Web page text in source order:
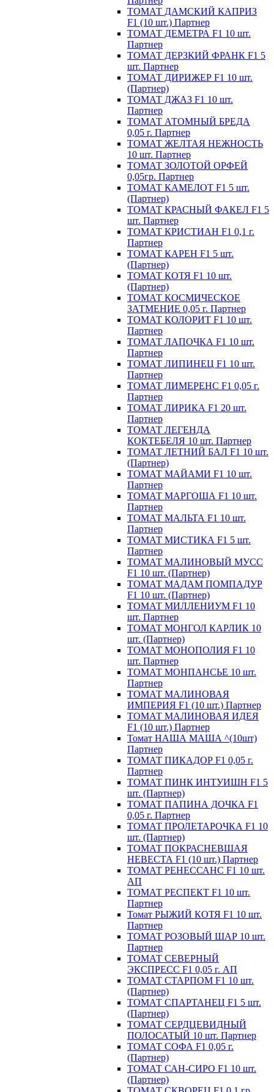
ТОМАТ ДАМСКИЙ КАПРИЗ
F1 (10 шт.) Партнер
ТОМАТ ДЕМЕТРА F1 10 шт.
Партнер
ТОМАТ ДЕРЗКИЙ ФРАНК F1 5
шт. Партнер
ТОМАТ ДИРИЖЕР F1 10 шт.
(Партнер)
ТОМАТ ДЖАЗ F1 10 шт.
Партнер
ТОМАТ АТОМНЫЙ БРЕДА
0,05 г. Партнер
ТОМАТ ЖЕЛТАЯ НЕЖНОСТЬ
10 шт. Партнер
ТОМАТ ЗОЛОТОЙ ОРФЕЙ
0,05гр. Партнер
ТОМАТ КАМЕЛОТ F1 5 шт.
(Партнер)
ТОМАТ КРАСНЫЙ ФАКЕЛ F1 5
шт. Партнер
ТОМАТ КРИСТИАН F1 0,1 г.
Партнер
ТОМАТ КАРЕН F1 5 шт.
(Партнер)
ТОМАТ КОТЯ F1 10 шт.
(Партнер)
ТОМАТ КОСМИЧЕСКОЕ
ЗАТМЕНИЕ 0,05 г. Партнер
ТОМАТ КОЛОРИТ F1 10 шт.
Партнер
ТОМАТ ЛАПОЧКА F1 10 шт.
Партнер
ТОМАТ ЛИПИНЕЦ F1 10 шт.
Партнер
ТОМАТ ЛИМЕРЕНС F1 0,05 г.
Партнер
ТОМАТ ЛИРИКА F1 20 шт.
Партнер
ТОМАТ ЛЕГЕНДА
КОКТЕБЕЛЯ 10 шт. Партнер
ТОМАТ ЛЕТНИЙ БАЛ F1 10 шт.
(Партнер)
ТОМАТ МАЙАМИ F1 10 шт.
Партнер
ТОМАТ МАРГОША F1 10 шт.
Партнер
ТОМАТ МАЛЬТА F1 10 шт.
Партнер
ТОМАТ МИСТИКА F1 5 шт.
Партнер
ТОМАТ МАЛИНОВЫЙ МУСС
F1 10 шт. (Партнер)
ТОМАТ МАДАМ ПОМПАДУР
F1 10 шт. (Партнер)
ТОМАТ МИЛЛЕНИУМ F1 10
шт. Партнер
ТОМАТ МОНГОЛ КАРЛИК 10
шт. (Партнер)
ТОМАТ МОНОПОЛИЯ F1 10
шт. Партнер
ТОМАТ МОНПАНСЬЕ 10 шт.
Партнер
ТОМАТ МАЛИНОВАЯ
ИМПЕРИЯ F1 (10 шт.) Партнер
ТОМАТ МАЛИНОВАЯ ИДЕЯ
F1 (10 шт.) Партнер
Томат НАША МАША ^(10шт)
Партнер
ТОМАТ ПИКАДОР F1 0,05 г.
Партнер
ТОМАТ ПИНК ИНТУИШН F1 5
шт. (Партнер)
ТОМАТ ПАПИНА ДОЧКА F1
0,05 г. Партнер
ТОМАТ ПРОЛЕТАРОЧКА F1 10
шт. (Партнер)
ТОМАТ ПОКРАСНЕВШАЯ
НЕВЕСТА F1 (10 шт.) Партнер
ТОМАТ РЕНЕССАНС F1 10 шт.
АП
ТОМАТ РЕСПЕКТ F1 10 шт.
Партнер
Томат РЫЖИЙ КОТЯ F1 10 шт.
Партнер
ТОМАТ РОЗОВЫЙ ШАР 10 шт.
Партнер
ТОМАТ СЕВЕРНЫЙ
ЭКСПРЕСС F1 0,05 г. АП
ТОМАТ СТАРПОМ F1 10 шт.
(Партнер)
ТОМАТ СПАРТАНЕЦ F1 5 шт.
(Партнер)
ТОМАТ СЕРДЦЕВИДНЫЙ
ПОЛОСАТЫЙ 10 шт. Партнер
ТОМАТ СОФА F1 0,05 г.
(Партнер)
ТОМАТ САН-СИРО F1 10 шт.
(Партнер)